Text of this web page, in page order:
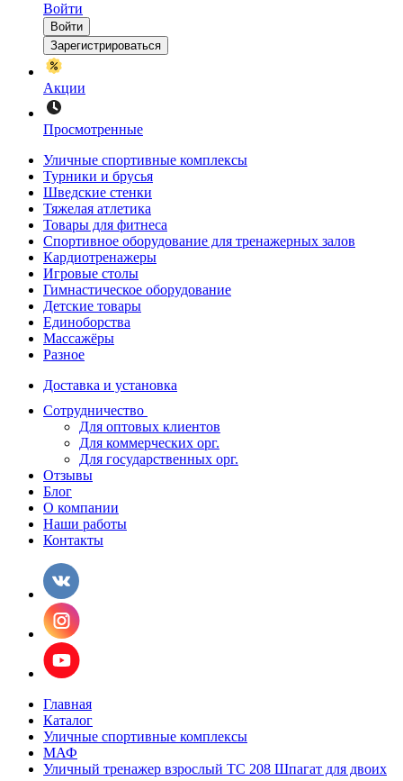
Войти
Войти
Зарегистрироваться
Акции
Просмотренные
Уличные спортивные комплексы
Турники и брусья
Шведские стенки
Тяжелая атлетика
Товары для фитнеса
Спортивное оборудование для тренажерных залов
Кардиотренажеры
Игровые столы
Гимнастическое оборудование
Детские товары
Единоборства
Массажёры
Разное
Доставка и установка
Сотрудничество
Для оптовых клиентов
Для коммерческих орг.
Для государственных орг.
Отзывы
Блог
О компании
Наши работы
Контакты
Главная
Каталог
Уличные спортивные комплексы
МАФ
Уличный тренажер взрослый ТС 208 Шпагат для двоих